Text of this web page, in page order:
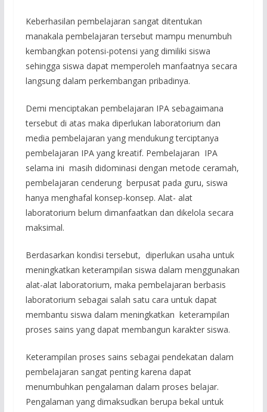
Keberhasilan pembelajaran sangat ditentukan
manakala pembelajaran tersebut mampu menumbuh
kembangkan potensi-potensi yang dimiliki siswa
sehingga siswa dapat memperoleh manfaatnya secara
langsung dalam perkembangan pribadinya.
Demi menciptakan pembelajaran IPA sebagaimana
tersebut di atas maka diperlukan laboratorium dan
media pembelajaran yang mendukung terciptanya
pembelajaran IPA yang kreatif. Pembelajaran IPA
selama ini masih didominasi dengan metode ceramah,
pembelajaran cenderung berpusat pada guru, siswa
hanya menghafal konsep-konsep. Alat- alat
laboratorium belum dimanfaatkan dan dikelola secara
maksimal.
Berdasarkan kondisi tersebut, diperlukan usaha untuk
meningkatkan keterampilan siswa dalam menggunakan
alat-alat laboratorium, maka pembelajaran berbasis
laboratorium sebagai salah satu cara untuk dapat
membantu siswa dalam meningkatkan keterampilan
proses sains yang dapat membangun karakter siswa.
Keterampilan proses sains sebagai pendekatan dalam
pembelajaran sangat penting karena dapat
menumbuhkan pengalaman dalam proses belajar.
Pengalaman yang dimaksudkan berupa bekal untuk